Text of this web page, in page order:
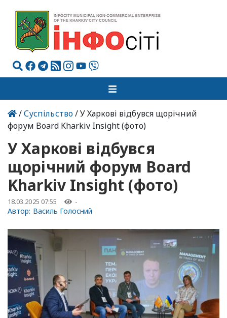
/Суспільство/ У Харкові відбувся щорічний
форум Board Kharkiv Insight (фото)
У Харкові відбувся
щорічний форум Board
Kharkiv Insight (фото)
18.03.2025 07:55 -
Автор: Василь Голосний